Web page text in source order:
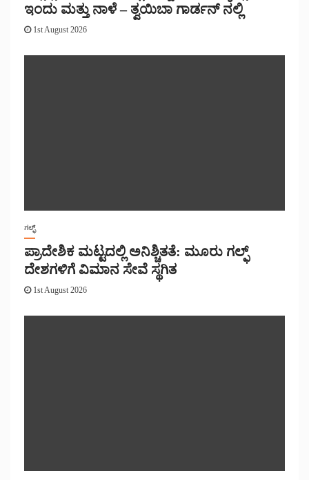
ಇಂದು ಮತ್ತು ನಾಳೆ – ತ್ವಯಿಬಾ ಗಾರ್ಡನ್ ನಲ್ಲಿ
1st August 2026
ಗಲ್ಫ್
ಪ್ರಾದೇಶಿಕ ಮಟ್ಟದಲ್ಲಿ ಅನಿಶ್ಚಿತತೆ: ಮೂರು ಗಲ್ಫ್
ದೇಶಗಳಿಗೆ ವಿಮಾನ ಸೇವೆ ಸ್ಥಗಿತ
1st August 2026